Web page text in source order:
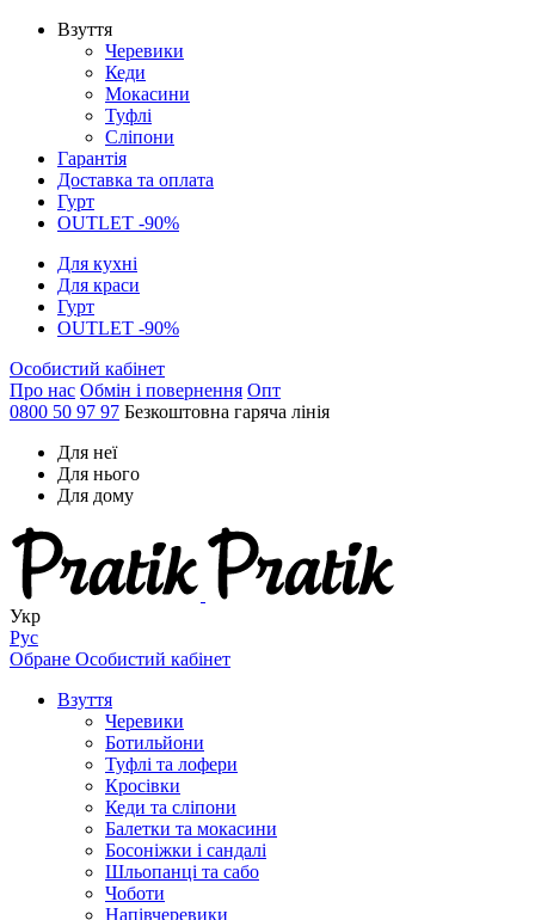
Взуття
Черевики
Кеди
Мокасини
Туфлі
Сліпони
Гарантія
Доставка та оплата
Гурт
OUTLET -90%
Для кухні
Для краси
Гурт
OUTLET -90%
Особистий кабінет
Про нас Обмін і повернення Опт
0800 50 97 97 Безкоштовна гаряча лінія
Для неї
Для нього
Для дому
Укр
Рус
Обране Особистий кабінет
Взуття
Черевики
Ботильйони
Туфлі та лофери
Кросівки
Кеди та сліпони
Балетки та мокасини
Босоніжки і сандалі
Шльопанці та сабо
Чоботи
Напівчеревики